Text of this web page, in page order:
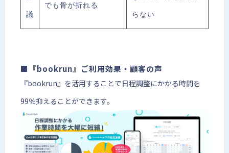
議
でも骨が折れる
らない
■『bookrun』ご利用効果・顧客の声
『bookrun』を活用することで日程調整にかかる時間を
99％抑えることができます。